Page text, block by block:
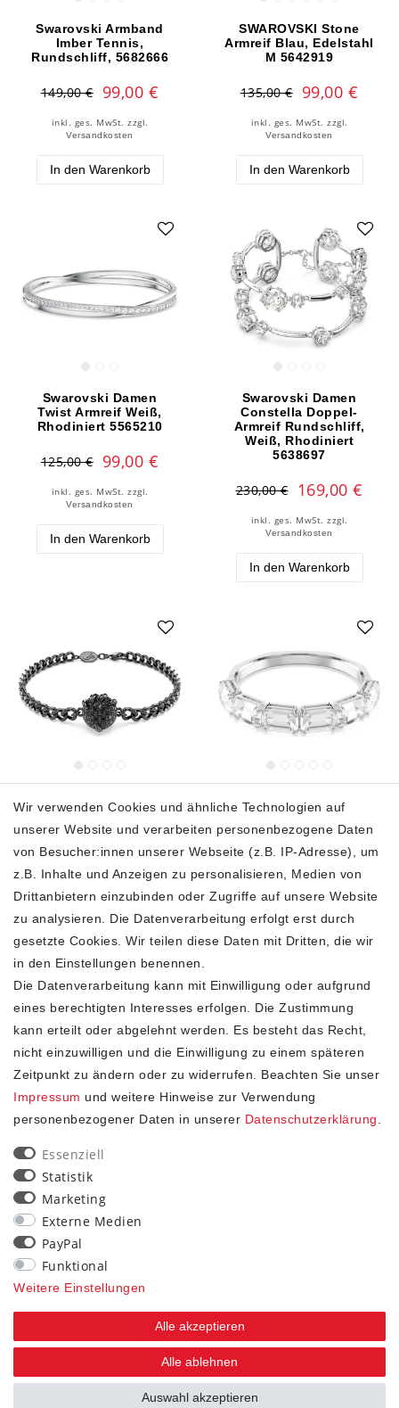
Swarovski Armband
Imber Tennis,
Rundschliff, 5682666
149,00 € 99,00 €
inkl. ges. MwSt. zzgl.
Versandkosten
In den Warenkorb
SWAROVSKI Stone
Armreif Blau, Edelstahl
M 5642919
135,00 € 99,00 €
inkl. ges. MwSt. zzgl.
Versandkosten
In den Warenkorb
Swarovski Damen
Twist Armreif Weiß,
Rhodiniert 5565210
125,00 € 99,00 €
inkl. ges. MwSt. zzgl.
Versandkosten
In den Warenkorb
Swarovski Damen
Constella Doppel-
Armreif Rundschliff,
Weiß, Rhodiniert
5638697
230,00 € 169,00 €
inkl. ges. MwSt. zzgl.
Versandkosten
In den Warenkorb
Unisex
Dragon & Phoenix
Ruthenium‑Plated
Schwarz 5675844
139,00 € 99,00 €
Versandkosten
In den Warenkorb
Unisex Millenia Bangle
Octagon Cut weiß
rhodiniert 5696321
230,00 € 179,00 €
inkl. ges. MwSt.zzgl.
Versandkosten
In den Warenkorb
1 2 3
SHOP
Impressum
Daten­schutz­erklärung
AGB
Widerrufs­recht
STAY CONNECTED
Wir verwenden Cookies und ähnliche Technologien auf
unserer Website und verarbeiten personenbezogene Daten
von Besucher:innen unserer Webseite (z.B. IP-Adresse), um
z.B. Inhalte und Anzeigen zu personalisieren, Medien von
Drittanbietern einzubinden oder Zugriffe auf unsere Website
zu analysieren. Die Datenverarbeitung erfolgt erst durch
gesetzte Cookies. Wir teilen diese Daten mit Dritten, die wir
in den Einstellungen benennen.
Die Datenverarbeitung kann mit Einwilligung oder aufgrund
eines berechtigten Interesses erfolgen. Die Zustimmung
kann erteilt oder abgelehnt werden. Es besteht das Recht,
nicht einzuwilligen und die Einwilligung zu einem späteren
Zeitpunkt zu ändern oder zu widerrufen. Beachten Sie unser
Impressum und weitere Hinweise zur Verwendung
personenbezogener Daten in unserer Daten­schutz­erklärung
Essenziell
Statistik
Marketing
Externe Medien
PayPal
Funktional
Weitere Einstellungen
Alle akzeptieren
Alle ablehnen
Auswahl akzeptieren